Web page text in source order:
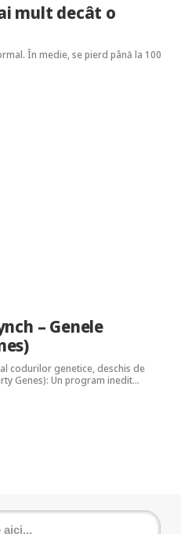
mult decât o
În medie, se pierd până la 100
– Genele
codurilor genetice, deschis de
Genes): Un program inedit…